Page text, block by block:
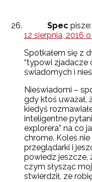
Spec pisze:
12 sierpnia, 2016 o
Spotkałem się z
“typowi zjadacze
świadomych i
Nieświadomi –
gdy ktoś uważał,
kiedyś
inteligentne
explorera” na co
chrome. Koleś nie
przeglądarki i
powiedz jeszcze,
czym słysząc
stwierdził, ze